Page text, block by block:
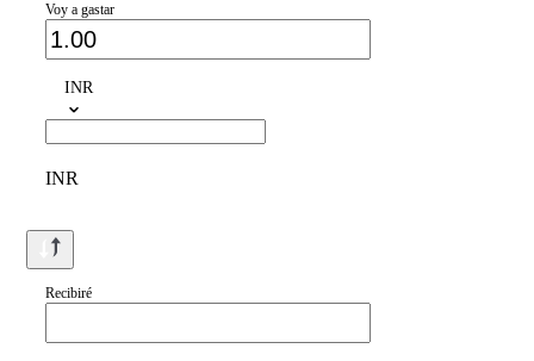
Voy a gastar
INR
INR
Recibiré